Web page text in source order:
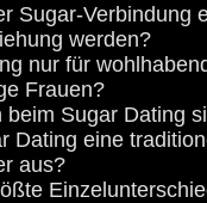
Sugar-Verbindung
werden?
nur für
Frauen?
beim Sugar Dating
Dating eine
aus?